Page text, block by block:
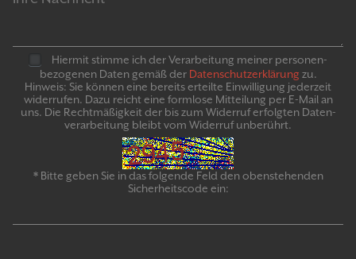
Hiermit stimme ich der Verarbeitung meiner personen­
bezogenen Daten gemäß der Daten­schutz­er­klär­ung zu.
Hinweis: Sie können eine bereits erteilte Ein­willigung jeder­zeit
widerrufen. Dazu reicht eine formlose Mitteilung per E-Mail an
uns. Die Recht­mäßigkeit der bis zum Widerruf erfolgten Daten­
verarbeitung bleibt vom Wider­ruf un­be­rührt.
* Bitte geben Sie in das folgende Feld den obenstehenden
Sicherheitscode ein: